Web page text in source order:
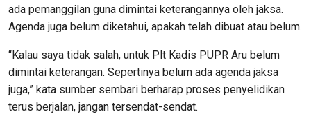
ada pemanggilan guna dimintai keterangannya oleh jaksa.
Agenda juga belum diketahui, apakah telah dibuat atau belum.
“Kalau saya tidak salah, untuk Plt Kadis PUPR Aru belum
dimintai keterangan. Sepertinya belum ada agenda jaksa
juga,” kata sumber sembari berharap proses penyelidikan
terus berjalan, jangan tersendat-sendat.